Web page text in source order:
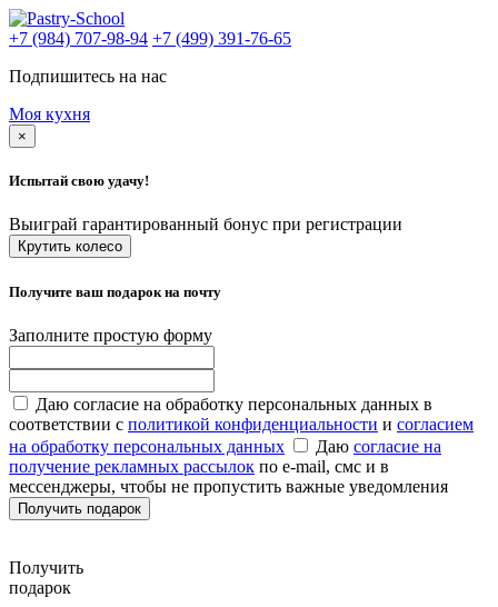
+7 (984) 707-98-94 +7 (499) 391-76-65
Подпишитесь на нас
Моя кухня
×
Испытай свою удачу!
Выиграй гарантированный бонус при регистрации
Крутить колесо
Получите ваш подарок на почту
Заполните простую форму
Даю согласие на обработку персональных данных в
соответствии с политикой конфиденциальности и согласием
на обработку персональных данных
Даю согласие на
получение рекламных рассылок по e-mail, смс и в
мессенджеры, чтобы не пропустить важные уведомления
Получить подарок
Получить
подарок